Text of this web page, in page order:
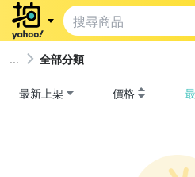
全部分類
最新上架 價格